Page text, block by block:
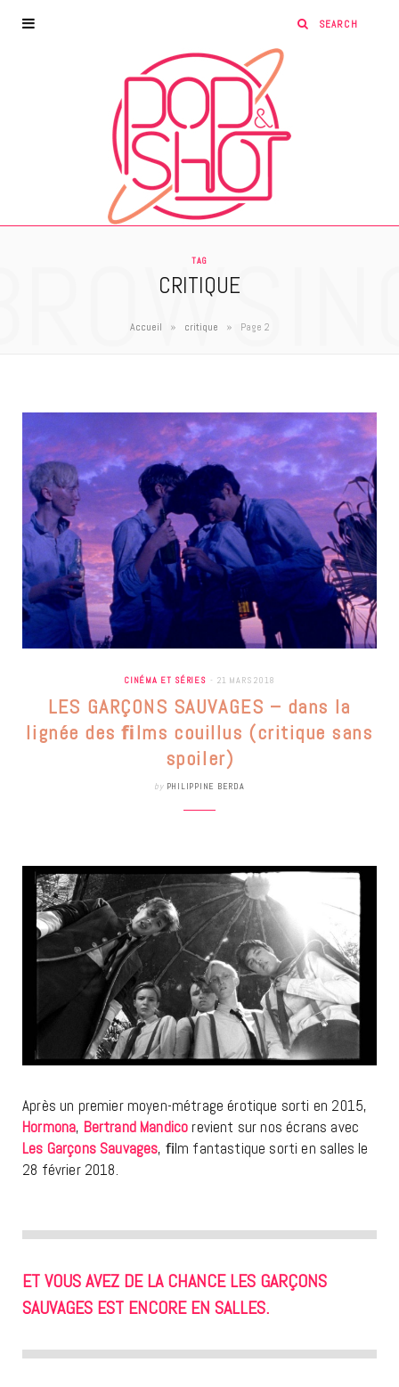
TAG
CRITIQUE
Accueil » critique » Page 2
CINÉMA ET SÉRIES 21 MARS 2018
LES GARÇONS SAUVAGES – dans la
lignée des ﬁlms couillus (critique sans
spoiler)
by PHILIPPINE BERDA
Après un premier moyen-métrage érotique sorti en 2015,
Hormona, Bertrand Mandico revient sur nos écrans avec
Les Garçons Sauvages, ﬁlm fantastique sorti en salles le
28 février 2018.
ET VOUS AVEZ DE LA CHANCE LES GARÇONS
SAUVAGES EST ENCORE EN SALLES.